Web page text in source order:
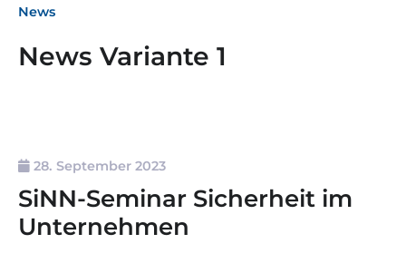
News
News Variante 1
28. September 2023
SiNN-Seminar Sicherheit im
Unternehmen